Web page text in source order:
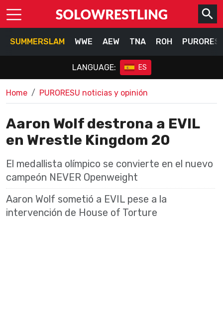
SUMMERSLAM WWE AEW TNA ROH
LANGUAGE: ES
Home PURORESU noticias y opinión
Aaron Wolf destrona a EVIL
en Wrestle Kingdom 20
El medallista olímpico se convierte en el nuevo
campeón NEVER Openweight
Aaron Wolf sometió a EVIL pese a la
intervención de House of Torture